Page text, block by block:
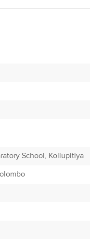
School, Kollupitiya